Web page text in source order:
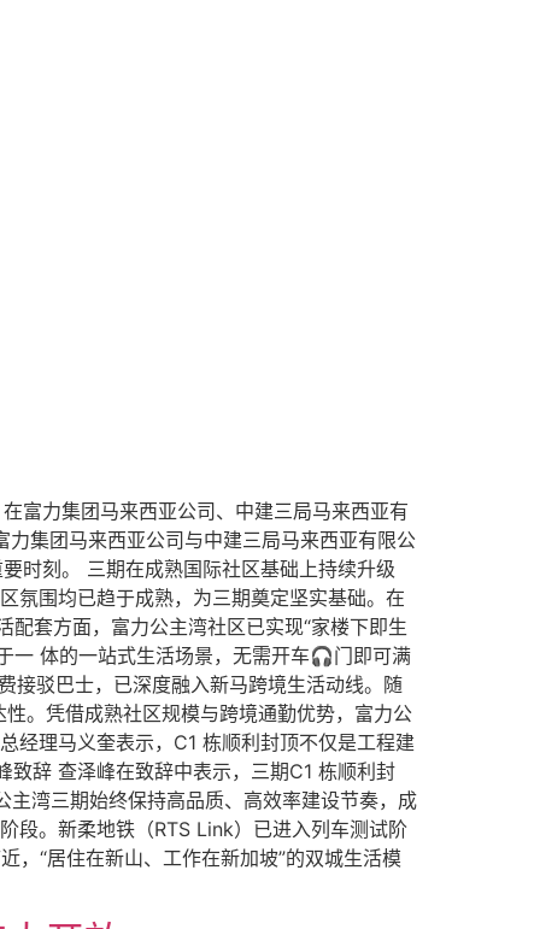
富力集团马来西亚公司、中建三局马来西亚有
集团马来西亚公司与中建三局马来西亚有限公
时刻。 三期在成熟国际社区基础上持续升级
氛围均已趋于成熟，为三期奠定坚实基础。在
套方面，富力公主湾社区已实现“家楼下即生
一 体的一站式生活场景，无需开车🎧门即可满
接驳巴士，已深度融入新马跨境生活动线。随
。凭借成熟社区规模与跨境通勤优势，富力公
经理马义奎表示，C1 栋顺利封顶不仅是工程建
辞 查泽峰在致辞中表示，三期C1 栋顺利封
湾三期始终保持高品质、高效率建设节奏，成
段。新柔地铁（RTS Link）已进入列车测试阶
，“居住在新山、工作在新加坡”的双城生活模